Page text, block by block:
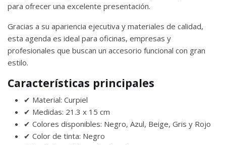
para ofrecer una excelente presentación.
Gracias a su apariencia ejecutiva y materiales de calidad,
esta agenda es ideal para oficinas, empresas y
profesionales que buscan un accesorio funcional con gran
estilo.
Características principales
✔ Material: Curpiel
✔ Medidas: 21.3 x 15 cm
✔ Colores disponibles: Negro, Azul, Beige, Gris y Rojo
✔ Color de tinta: Negro